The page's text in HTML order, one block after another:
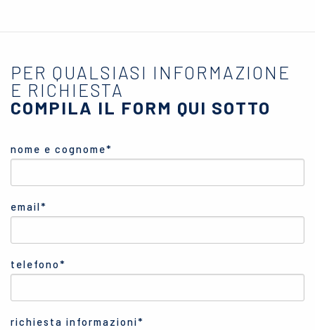
PER QUALSIASI INFORMAZIONE
E RICHIESTA
COMPILA IL FORM QUI SOTTO
nome e cognome*
email*
telefono*
richiesta informazioni*